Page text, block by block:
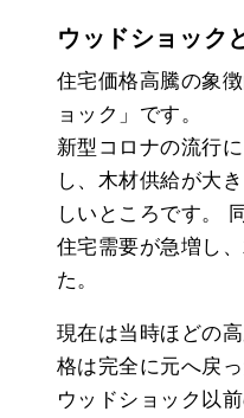
ウッドショック
住宅価格高騰の象
ョック」です。
新型コロナの流行
し、木材供給が大
しいところです。
住宅需要が急増し
た。
現在は当時ほどの
格は完全に元へ戻
ウッドショック以